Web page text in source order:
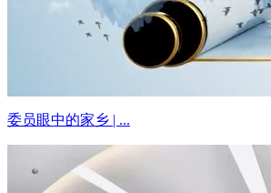
委员眼中的家乡 | ...